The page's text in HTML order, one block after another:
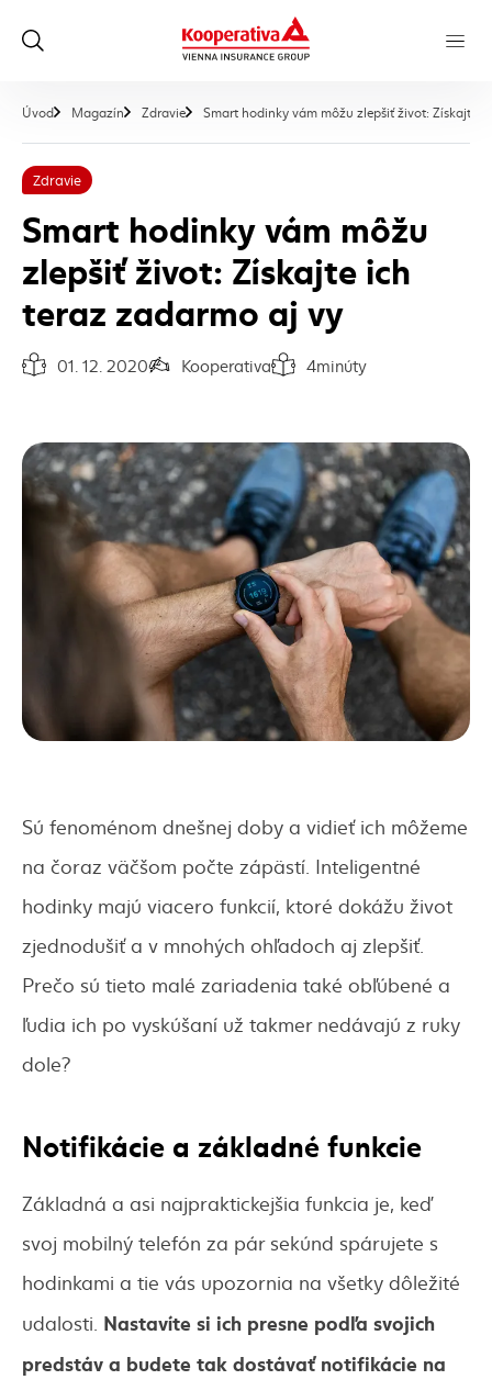
Úvod Magazín Zdravie Smart hodinky vám môžu zlepšiť život: Získajte
Zdravie
Smart hodinky vám môžu
zlepšiť život: Získajte ich
teraz zadarmo aj vy
Dátum vydania článku:
01. 12. 2020Autor článku:
KooperativaČas na prečítanie článku:
4minúty
Sú fenoménom dnešnej doby a vidieť ich môžeme
na čoraz väčšom počte zápästí. Inteligentné
hodinky majú viacero funkcií, ktoré dokážu život
zjednodušiť a v mnohých ohľadoch aj zlepšiť.
Prečo sú tieto malé zariadenia také obľúbené a
ľudia ich po vyskúšaní už takmer nedávajú z ruky
dole?
Notifikácie a základné funkcie
Základná a asi najpraktickejšia funkcia je, keď
svoj mobilný telefón za pár sekúnd spárujete s
hodinkami a tie vás upozornia na všetky dôležité
udalosti. Nastavíte si ich presne podľa svojich
predstáv a budete tak dostávať notifikácie na